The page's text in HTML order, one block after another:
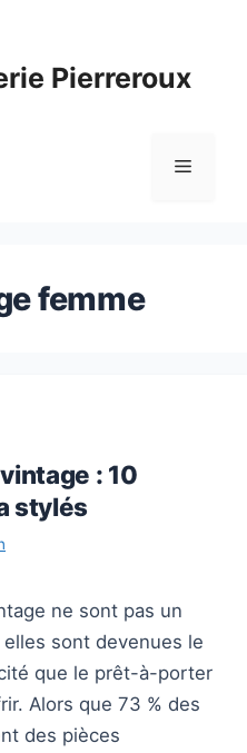
Pierreroux
Menu
femme
: 10
stylés
ne sont pas un
sont devenues le
que le prêt-à-porter
Alors que 73 % des
des pièces